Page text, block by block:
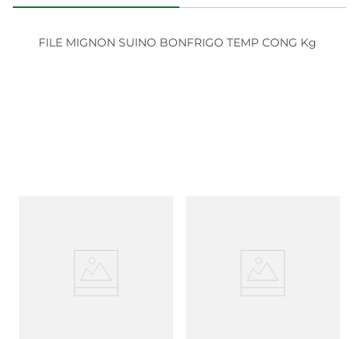
FILE MIGNON SUINO BONFRIGO TEMP CONG Kg